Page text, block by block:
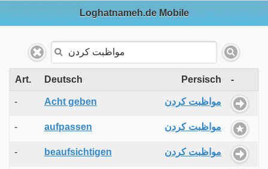
Loghatnameh.de Mobile
Art. Deutsch Persisch -
- Acht geben مواظبت کردن
- aufpassen مواظبت کردن
- beaufsichtigen مواظبت کردن